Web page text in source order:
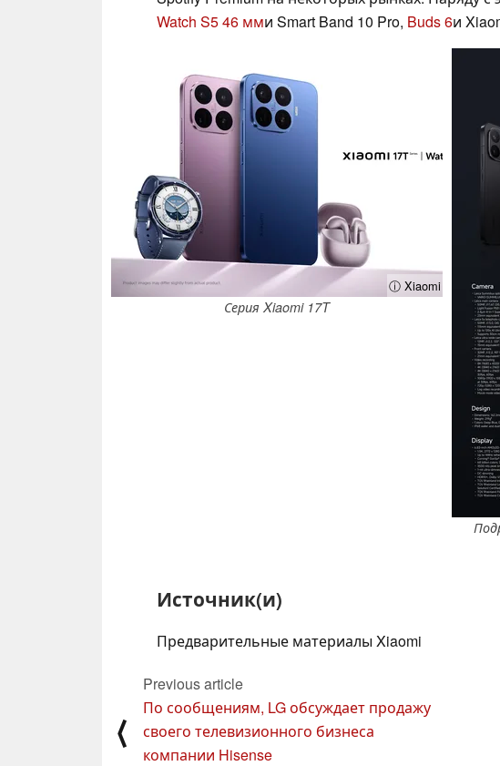
Watch S5 46 мми Smart Band 10 Pro, Buds 6и
ⓘ Xiaomi
Серия Xiaomi 17T
Источник(и)
Предварительные материалы Xiaomi
⟨
Previous article
По сообщениям, LG обсуждает продажу
своего телевизионного бизнеса
компании Hisense